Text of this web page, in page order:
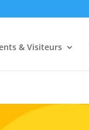
& Visiteurs